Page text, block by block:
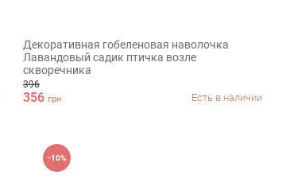
Декоративная гобеленовая наволочка
Лавандовый садик птичка возле
скворечника
396
356 грн Есть в наличии
-10%